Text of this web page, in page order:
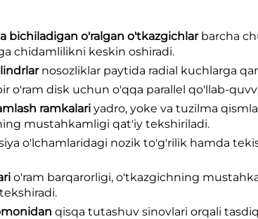
bichiladigan o'ralgan o'tkazgichlar barcha
chidamlilikni keskin oshiradi.
nosozliklar paytida radial kuchlarga
o'ram disk uchun o'qqa parallel qo'llab-
ramkalari yadro, yoke va tuzilma
mustahkamligi qat'iy tekshiriladi.
o'lchamlaridagi nozik to'g'rilik hamda
o'ram barqarorligi, o'tkazgichning
qisqa tutashuv sinovlari orqali